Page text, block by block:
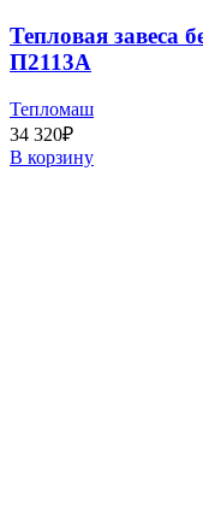
Тепловая завеса
П2113A
Тепломаш
34 320₽
В корзину